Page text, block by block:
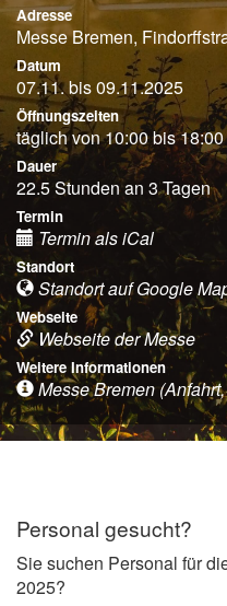
Adresse
Messe Bremen,
Datum
07.11. bis 09.11.2025
Öffnungszeiten
täglich von 10:00 bis
Dauer
22.5 Stunden an 3 Tagen
Termin
Termin als iCal
Standort
Standort auf Google
Webseite
Webseite der Messe
Weitere Informationen
Messe Bremen
Personal gesucht?
Sie suchen Personal für
2025?